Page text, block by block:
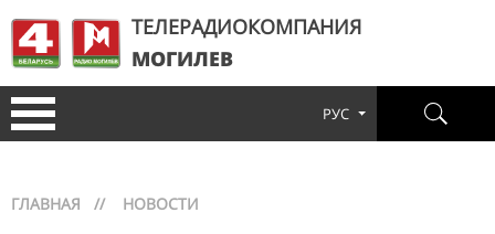
ТЕЛЕРАДИОКОМПАНИЯ
МОГИЛЕВ
РУС
ГЛАВНАЯ // НОВОСТИ